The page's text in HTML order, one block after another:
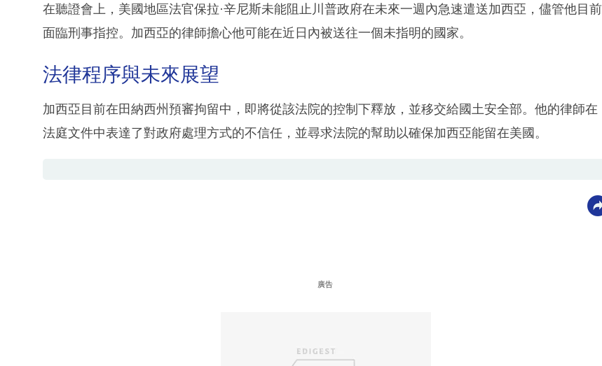
在聽證會上，美國地區法官保拉·辛尼斯未能阻止川普政府在未來一週內急速遣送加西亞，儘管他目前
面臨刑事指控。加西亞的律師擔心他可能在近日內被送往一個未指明的國家。
法律程序與未來展望
加西亞目前在田納西州預審拘留中，即將從該法院的控制下釋放，並移交給國土安全部。他的律師在
法庭文件中表達了對政府處理方式的不信任，並尋求法院的幫助以確保加西亞能留在美國。
廣告